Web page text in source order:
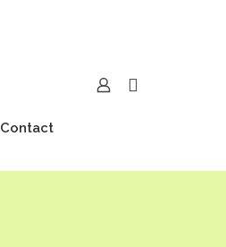
Contact